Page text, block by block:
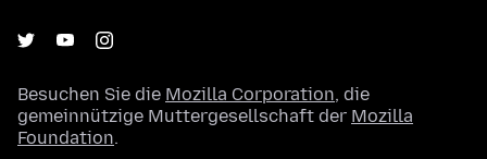
Besuchen Sie die Mozilla Corporation, die
gemeinnützige Muttergesellschaft der Mozilla
Foundation.